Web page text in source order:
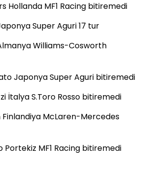
Hollanda MF1 Racing bitiremedi
Super Aguri 17 tur
Williams-Cosworth
Japonya Super Aguri bitiremedi
İtalya S.Toro Rosso bitiremedi
Finlandiya McLaren-Mercedes
MF1 Racing bitiremedi